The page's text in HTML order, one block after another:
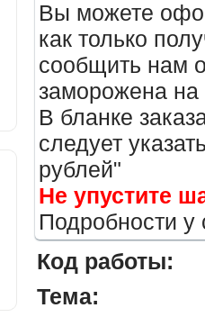
Вы можете
как только
сообщить нам
заморожена
В бланке
следует
рублей"
Не упустите
Подробности
Код работы:
Тема: